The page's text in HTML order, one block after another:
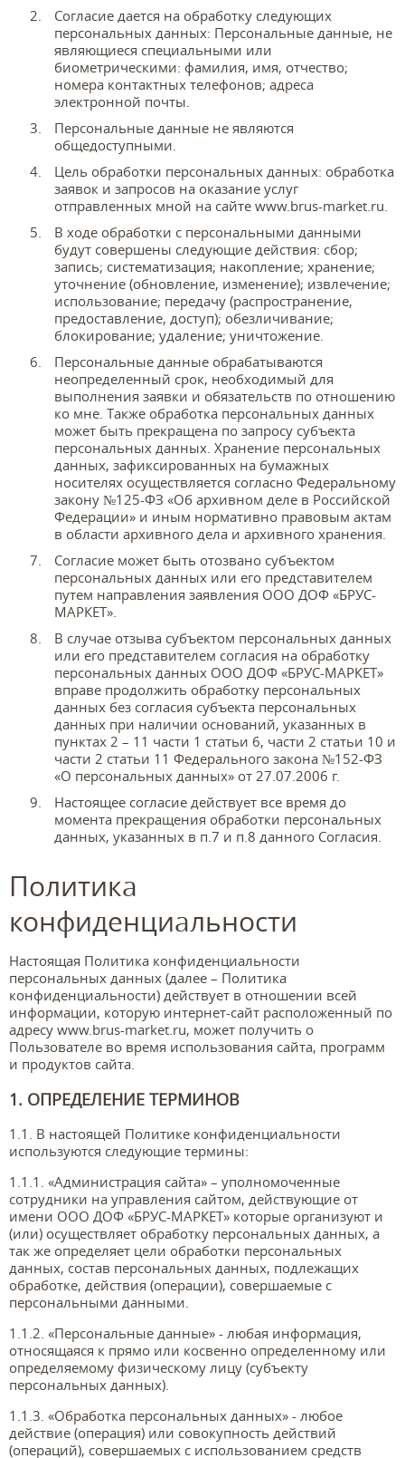
Согласие дается на обработку следующих
персональных данных: Персональные данные, не
являющиеся специальными или
биометрическими: фамилия, имя, отчество;
номера контактных телефонов; адреса
электронной почты.
Персональные данные не являются
общедоступными.
Цель обработки персональных данных: обработка
заявок и запросов на оказание услуг
отправленных мной на сайте www.brus-market.ru.
В ходе обработки с персональными данными
будут совершены следующие действия: сбор;
запись; систематизация; накопление; хранение;
уточнение (обновление, изменение); извлечение;
использование; передачу (распространение,
предоставление, доступ); обезличивание;
блокирование; удаление; уничтожение.
Персональные данные обрабатываются
неопределенный срок, необходимый для
выполнения заявки и обязательств по отношению
ко мне. Также обработка персональных данных
может быть прекращена по запросу субъекта
персональных данных. Хранение персональных
данных, зафиксированных на бумажных
носителях осуществляется согласно Федеральному
закону №125-ФЗ «Об архивном деле в Российской
Федерации» и иным нормативно правовым актам
в области архивного дела и архивного хранения.
Согласие может быть отозвано субъектом
персональных данных или его представителем
путем направления заявления ООО ДОФ «БРУС-
МАРКЕТ».
В случае отзыва субъектом персональных данных
или его представителем согласия на обработку
персональных данных ООО ДОФ «БРУС-МАРКЕТ»
вправе продолжить обработку персональных
данных без согласия субъекта персональных
данных при наличии оснований, указанных в
пунктах 2 – 11 части 1 статьи 6, части 2 статьи 10 и
части 2 статьи 11 Федерального закона №152-ФЗ
«О персональных данных» от 27.07.2006 г.
Настоящее согласие действует все время до
момента прекращения обработки персональных
данных, указанных в п.7 и п.8 данного Согласия.
Политика
конфиденциальности
Настоящая Политика конфиденциальности
персональных данных (далее – Политика
конфиденциальности) действует в отношении всей
информации, которую интернет-сайт расположенный по
адресу www.brus-market.ru, может получить о
Пользователе во время использования сайта, программ
и продуктов сайта.
1. ОПРЕДЕЛЕНИЕ ТЕРМИНОВ
1.1. В настоящей Политике конфиденциальности
используются следующие термины:
1.1.1. «Администрация сайта» – уполномоченные
сотрудники на управления сайтом, действующие от
имени ООО ДОФ «БРУС-МАРКЕТ» которые организуют и
(или) осуществляет обработку персональных данных, а
так же определяет цели обработки персональных
данных, состав персональных данных, подлежащих
обработке, действия (операции), совершаемые с
персональными данными.
1.1.2. «Персональные данные» - любая информация,
относящаяся к прямо или косвенно определенному или
определяемому физическому лицу (субъекту
персональных данных).
1.1.3. «Обработка персональных данных» - любое
действие (операция) или совокупность действий
(операций), совершаемых с использованием средств